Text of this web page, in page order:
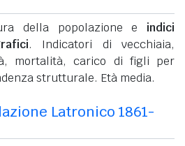
della popolazione e indici
. Indicatori di vecchiaia,
mortalità, carico di figli per
strutturale. Età media.
Latronico 1861-